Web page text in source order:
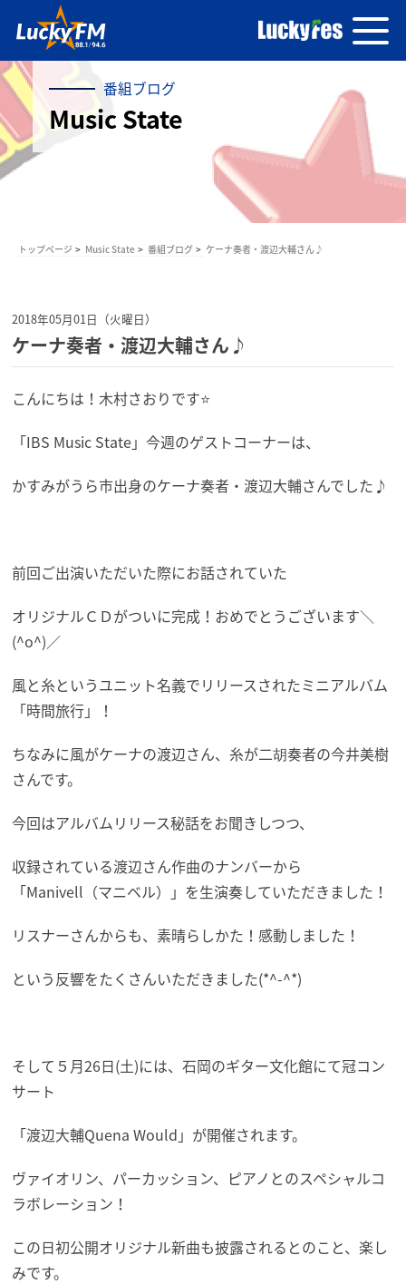
番組ブログ
Music State
トップページ Music State 番組ブログ ケーナ奏者・渡辺大輔さん♪
2018年05月01日（火曜日）
ケーナ奏者・渡辺大輔さん♪
こんにちは！木村さおりです⭐
「IBS Music State」今週のゲストコーナーは、
かすみがうら市出身のケーナ奏者・渡辺大輔さんでした♪
前回ご出演いただいた際にお話されていた
オリジナルＣＤがついに完成！おめでとうございます＼
(^o^)／
風と糸というユニット名義でリリースされたミニアルバム
「時間旅行」！
ちなみに風がケーナの渡辺さん、糸が二胡奏者の今井美樹
さんです。
今回はアルバムリリース秘話をお聞きしつつ、
収録されている渡辺さん作曲のナンバーから
「Manivell（マニベル）」を生演奏していただきました！
リスナーさんからも、素晴らしかた！感動しました！
という反響をたくさんいただきました(*^-^*)
そして５月26日(土)には、石岡のギター文化館にて冠コン
サート
「渡辺大輔Quena Would」が開催されます。
ヴァイオリン、パーカッション、ピアノとのスペシャルコ
ラボレーション！
この日初公開オリジナル新曲も披露されるとのこと、楽し
みです。